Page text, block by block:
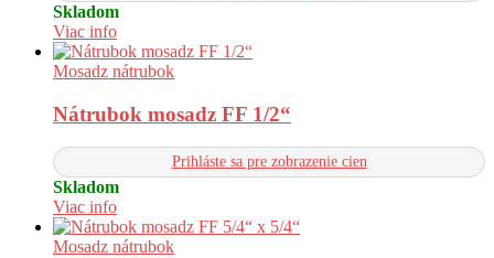
Skladom
Viac info
Mosadz nátrubok
Nátrubok mosadz FF 1/2“
Prihláste sa pre zobrazenie cien
Skladom
Viac info
Mosadz nátrubok